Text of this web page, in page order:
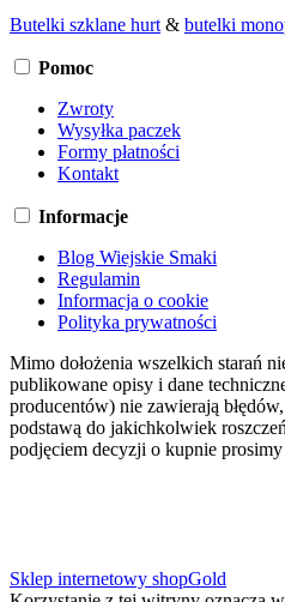
Butelki szklane hurt & butelki
Pomoc
Zwroty
Wysyłka paczek
Formy płatności
Kontakt
Informacje
Blog Wiejskie Smaki
Regulamin
Informacja o cookie
Polityka prywatności
Mimo dołożenia wszelkich starań
publikowane opisy i dane
producentów) nie zawierają
podstawą do jakichkolwiek
podjęciem decyzji o kupnie
Sklep internetowy shopGold